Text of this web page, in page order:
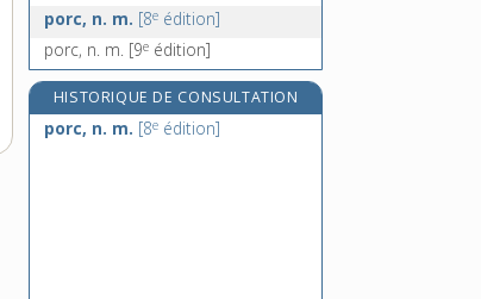
porc, n. m. [8e édition]
porc, n. m. [9e édition]
HISTORIQUE DE CONSULTATION
porc, n. m. [8e édition]